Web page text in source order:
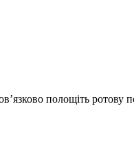
полощіть ротову